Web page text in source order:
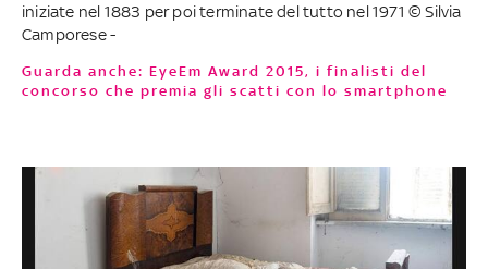
iniziate nel 1883 per poi terminate del tutto nel 1971 © Silvia
Camporese -
Guarda anche: EyeEm Award 2015, i finalisti del
concorso che premia gli scatti con lo smartphone